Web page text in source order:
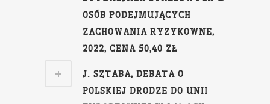
OSÓB PODEJMUJĄCYCH
ZACHOWANIA RYZYKOWNE,
2022, CENA 50,40 ZŁ
J. SZTABA, DEBATA O
POLSKIEJ DRODZE DO UNII